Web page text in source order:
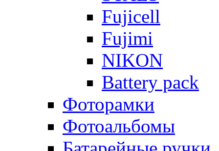
Fujicell
Fujimi
NIKON
Battery pack
Фоторамки
Фотоальбомы